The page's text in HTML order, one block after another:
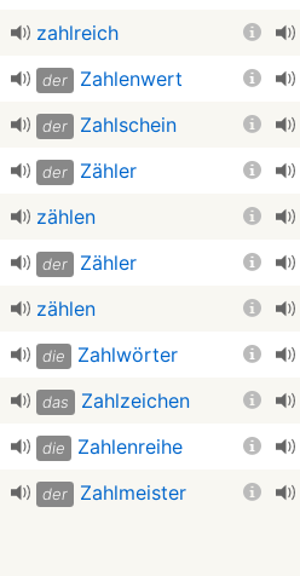
zahlreich
der Zahlenwert
der Zahlschein
der Zähler
zählen
der Zähler
zählen
die Zahlwörter
das Zahlzeichen
die Zahlenreihe
der Zahlmeister